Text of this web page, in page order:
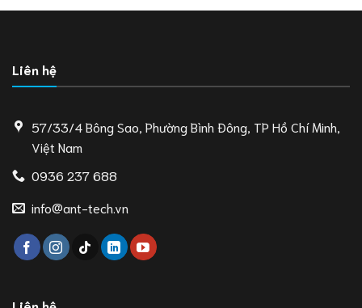
Liên hệ
57/33/4 Bông Sao, Phường Bình Đông, TP Hồ Chí Minh,
Việt Nam
0936 237 688
info@ant-tech.vn